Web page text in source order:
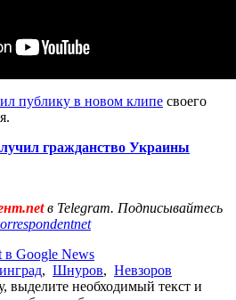
публику в новом клипе своего
гражданство Украины
в Telegram. Подписывайтесь
в Google News
, Шнуров, Невзоров
выделите необходимый текст и